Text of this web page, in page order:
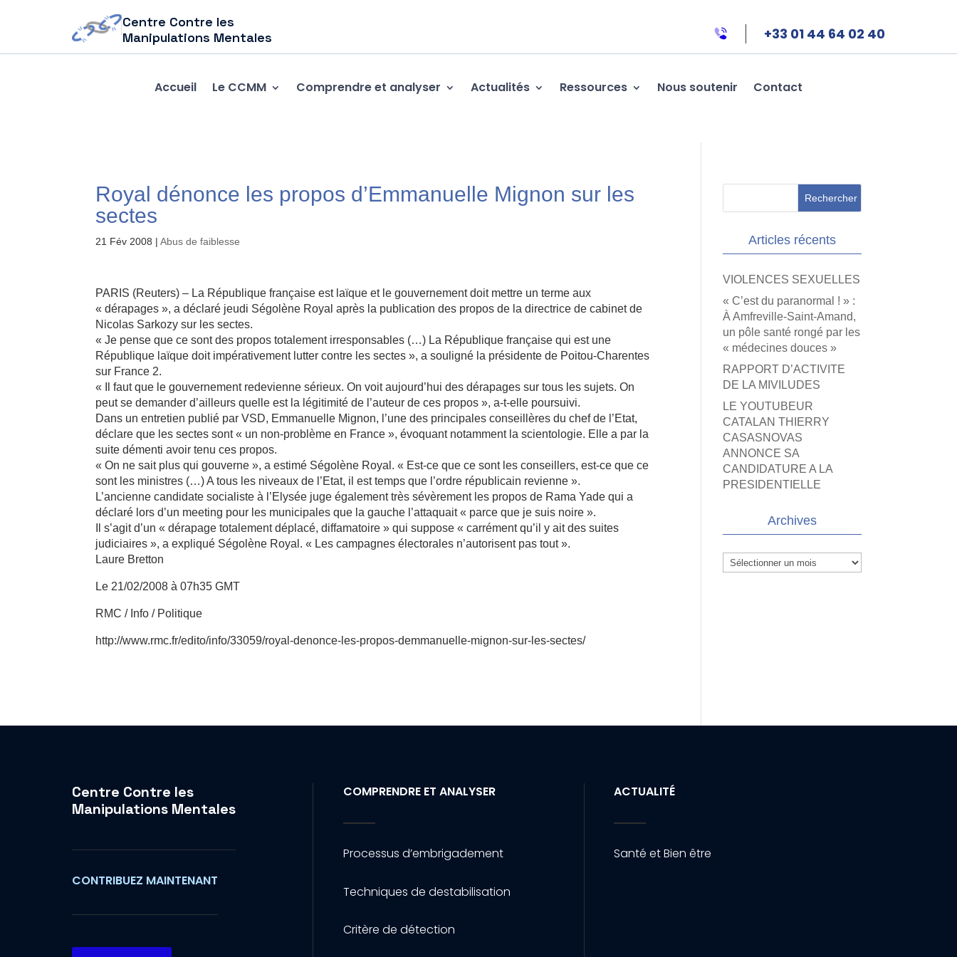
Centre Contre les
Manipulations Mentales
+33 01 44 64 02 40
Accueil Le CCMM Comprendre et analyser Actualités Ressources Nous soutenir Contact
Royal dénonce les propos d’Emmanuelle Mignon sur les
sectes
21 Fév 2008 |Abus de faiblesse
PARIS (Reuters) – La République française est laïque et le gouvernement doit mettre un terme aux
« dérapages », a déclaré jeudi Ségolène Royal après la publication des propos de la directrice de cabinet de
Nicolas Sarkozy sur les sectes.
« Je pense que ce sont des propos totalement irresponsables (…) La République française qui est une
République laïque doit impérativement lutter contre les sectes », a souligné la présidente de Poitou-Charentes
sur France 2.
« Il faut que le gouvernement redevienne sérieux. On voit aujourd’hui des dérapages sur tous les sujets. On
peut se demander d’ailleurs quelle est la légitimité de l’auteur de ces propos », a-t-elle poursuivi.
Dans un entretien publié par VSD, Emmanuelle Mignon, l’une des principales conseillères du chef de l’Etat,
déclare que les sectes sont « un non-problème en France », évoquant notamment la scientologie. Elle a par la
suite démenti avoir tenu ces propos.
« On ne sait plus qui gouverne », a estimé Ségolène Royal. « Est-ce que ce sont les conseillers, est-ce que ce
sont les ministres (…) A tous les niveaux de l’Etat, il est temps que l’ordre républicain revienne ».
L’ancienne candidate socialiste à l’Elysée juge également très sévèrement les propos de Rama Yade qui a
déclaré lors d’un meeting pour les municipales que la gauche l’attaquait « parce que je suis noire ».
Il s’agit d’un « dérapage totalement déplacé, diffamatoire » qui suppose « carrément qu’il y ait des suites
judiciaires », a expliqué Ségolène Royal. « Les campagnes électorales n’autorisent pas tout ».
Laure Bretton
Le 21/02/2008 à 07h35 GMT
RMC / Info / Politique
http://www.rmc.fr/edito/info/33059/royal-denonce-les-propos-demmanuelle-mignon-sur-les-sectes/
Articles récents
VIOLENCES SEXUELLES
« C’est du paranormal ! » :
À Amfreville-Saint-Amand,
un pôle santé rongé par les
« médecines douces »
RAPPORT D’ACTIVITE
DE LA MIVILUDES
LE YOUTUBEUR
CATALAN THIERRY
CASASNOVAS
ANNONCE SA
CANDIDATURE A LA
PRESIDENTIELLE
Archives
Archives
Centre Contre les
Manipulations Mentales
CONTRIBUEZ MAINTENANT
COMPRENDRE ET ANALYSER
Processus d’embrigadement
Techniques de destabilisation
Critère de détection
ACTUALITÉ
Santé et Bien être